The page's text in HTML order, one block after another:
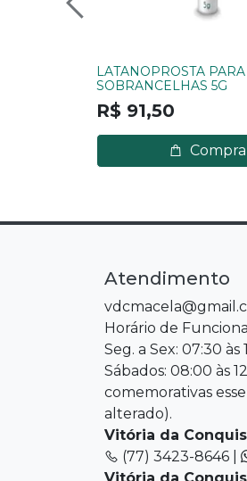
LATANOPROSTA
SOBRANCELHAS 5G
R$ 91,50
Atendimento
Horário de
Seg. a Sex: 07:30 às
Sábados: 08:00 às
comemorativas
alterado).
Vitória da
(77) 3423-8646 |